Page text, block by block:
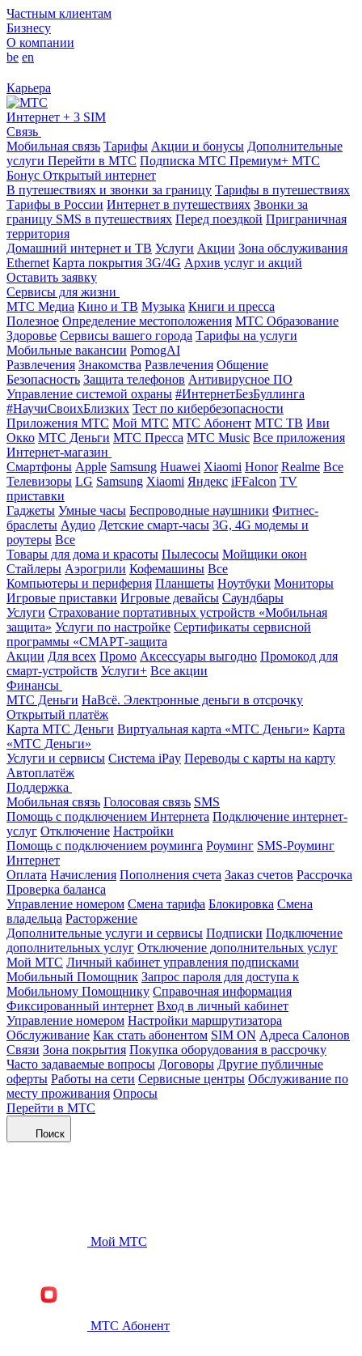
Частным клиентам
Бизнесу
О компании
be en
Карьера
Интернет + 3 SIM
Связь
Мобильная связь Тарифы Акции и бонусы Дополнительные
услуги Перейти в МТС Подписка МТС Премиум+ МТС
Бонус Открытый интернет
В путешествиях и звонки за границу Тарифы в путешествиях
Тарифы в России Интернет в путешествиях Звонки за
границу SMS в путешествиях Перед поездкой Приграничная
территория
Домашний интернет и ТВ Услуги Акции Зона обслуживания
Ethernet Карта покрытия 3G/4G Архив услуг и акций
Оставить заявку
Сервисы для жизни
МТС Медиа Кино и ТВ Музыка Книги и пресса
Полезное Определение местоположения МТС Образование
Здоровье Сервисы вашего города Тарифы на услуги
Мобильные вакансии PomogAI
Развлечения Знакомства Развлечения Общение
Безопасность Защита телефонов Антивирусное ПО
Управление системой охраны #ИнтернетБезБуллинга
#НаучиСвоихБлизких Тест по кибербезопасности
Приложения МТС Мой МТС МТС Абонент МТС ТВ Иви
Окко МТС Деньги МТС Пресса МТС Music Все приложения
Интернет-магазин
Смартфоны Apple Samsung Huawei Xiaomi Honor Realme Все
Телевизоры LG Samsung Xiaomi Яндекс iFFalcon TV
приставки
Гаджеты Умные часы Беспроводные наушники Фитнес-
браслеты Аудио Детские смарт-часы 3G, 4G модемы и
роутеры Все
Товары для дома и красоты Пылесосы Мойщики окон
Стайлеры Аэрогрили Кофемашины Все
Компьютеры и периферия Планшеты Ноутбуки Мониторы
Игровые приставки Игровые девайсы Саундбары
Услуги Страхование портативных устройств «Мобильная
защита» Услуги по настройке Сертификаты сервисной
программы «СМАРТ-защита
Акции Для всех Промо Аксессуары выгодно Промокод для
смарт-устройств Услуги+ Все акции
Финансы
МТС Деньги НаВсё. Электронные деньги в отсрочку
Открытый платёж
Карта МТС Деньги Виртуальная карта «МТС Деньги» Карта
«МТС Деньги»
Услуги и сервисы Система iPay Переводы с карты на карту
Автоплатёж
Поддержка
Мобильная связь Голосовая связь SMS
Помощь с подключением Интернета Подключение интернет-
услуг Отключение Настройки
Помощь с подключением роуминга Роуминг SMS-Роуминг
Интернет
Оплата Начисления Пополнения счета Заказ счетов Рассрочка
Проверка баланса
Управление номером Смена тарифа Блокировка Смена
владельца Расторжение
Дополнительные услуги и сервисы Подписки Подключение
дополнительных услуг Отключение дополнительных услуг
Мой МТС Личный кабинет управления подписками
Мобильный Помощник Запрос пароля для доступа к
Мобильному Помощнику Справочная информация
Фиксированный интернет Вход в личный кабинет
Управление номером Настройки маршрутизатора
Обслуживание Как стать абонентом SIM ON Адреса Салонов
Связи Зона покрытия Покупка оборудования в рассрочку
Часто задаваемые вопросы Договоры Другие публичные
оферты Работы на сети Сервисные центры Обслуживание по
месту проживания Опросы
Перейти в МТС
Поиск
Мой МТС
МТС Абонент